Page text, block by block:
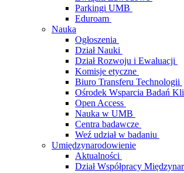
Parkingi UMB
Eduroam
Nauka
Ogłoszenia
Dział Nauki
Dział Rozwoju i Ewaluacji
Komisje etyczne
Biuro Transferu Technologii
Ośrodek Wsparcia Badań
Open Access
Nauka w UMB
Centra badawcze
Weź udział w badaniu
Umiędzynarodowienie
Aktualności
Dział Współpracy